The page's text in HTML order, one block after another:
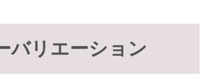
バリエーション